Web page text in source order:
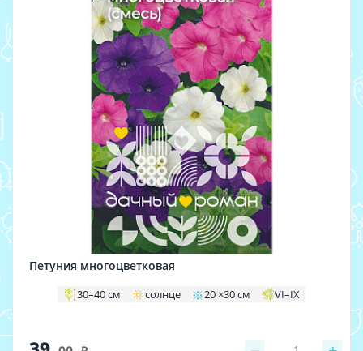
Петуния многоцветковая
30–40 см солнце 20 ×30 см VI–IX